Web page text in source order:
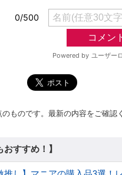
ものです。最新の内容をご確認
おすすめ！】